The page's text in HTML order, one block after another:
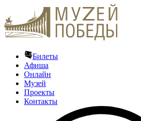
Билеты
Афиша
Онлайн
Музей
Проекты
Контакты